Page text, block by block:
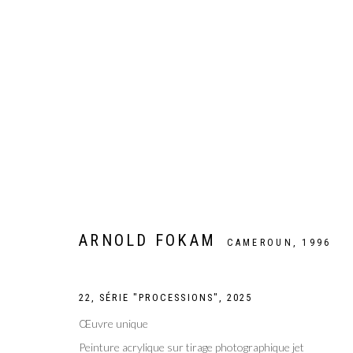
COPYRIGHT CP ART 2026 SITE BY ARTLOGIC
ARNOLD FOKAM CAMEROUN, 1996
22, SÉRIE "PROCESSIONS" 2025
Œuvre unique
Peinture acrylique sur tirage photographique jet